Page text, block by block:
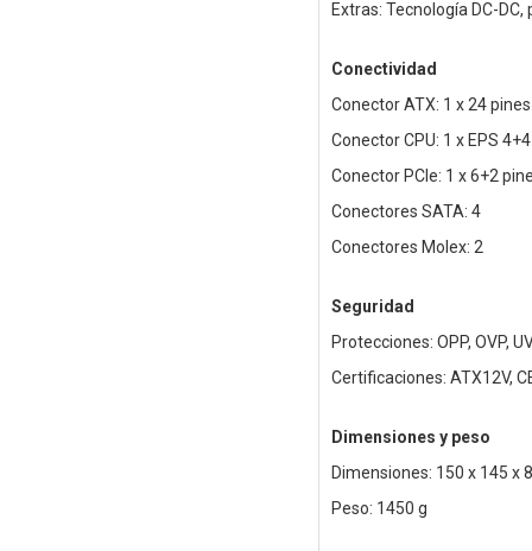
Extras: Tecnología DC-DC,
Conectividad
Conector ATX: 1 x 24 pines
Conector CPU: 1 x EPS
Conector PCIe: 1 x 6+2
Conectores SATA: 4
Conectores Molex: 2
Seguridad
Protecciones: OPP, OVP,
Certificaciones: ATX12V,
Dimensiones y peso
Dimensiones: 150 x 145 x
Peso: 1450 g